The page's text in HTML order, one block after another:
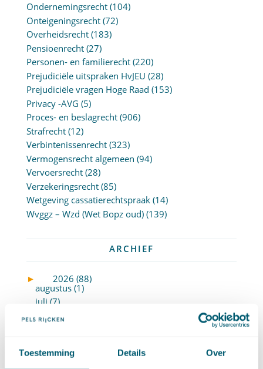
Toestemming Details Over
Ondernemingsrecht(104)
Onteigeningsrecht(72)
Overheidsrecht(183)
Pensioenrecht(27)
Personen- en familierecht(220)
Prejudiciële uitspraken HvJEU (28)
Prejudiciële vragen Hoge Raad (153)
Privacy -AVG (5)
Proces- en beslagrecht(906)
Strafrecht(12)
Verbintenissenrecht(323)
Vermogensrecht algemeen (94)
Vervoersrecht(28)
Verzekeringsrecht(85)
Wetgeving cassatierechtspraak(14)
Wvggz – Wzd (Wet Bopz oud)(139)
ARCHIEF
►
2026 (88)
augustus (1)
juli (7)
juni (15)
maart (17)